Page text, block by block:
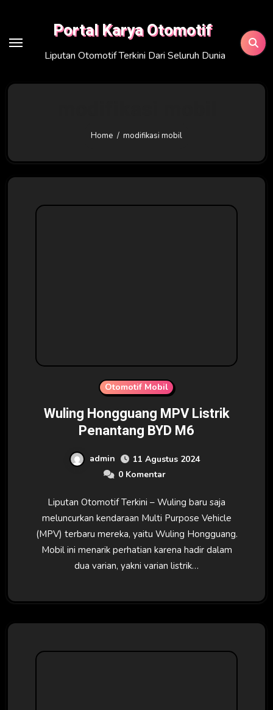
content
Portal Karya Otomotif
Liputan Otomotif Terkini Dari Seluruh Dunia
Home modifikasi mobil
Otomotif Mobil
Wuling Hongguang MPV Listrik
Penantang BYD M6
admin
11 Agustus 2024
0 Komentar
Liputan Otomotif Terkini – Wuling baru saja
meluncurkan kendaraan Multi Purpose Vehicle
(MPV) terbaru mereka, yaitu Wuling Hongguang.
Mobil ini menarik perhatian karena hadir dalam
dua varian, yakni varian listrik…